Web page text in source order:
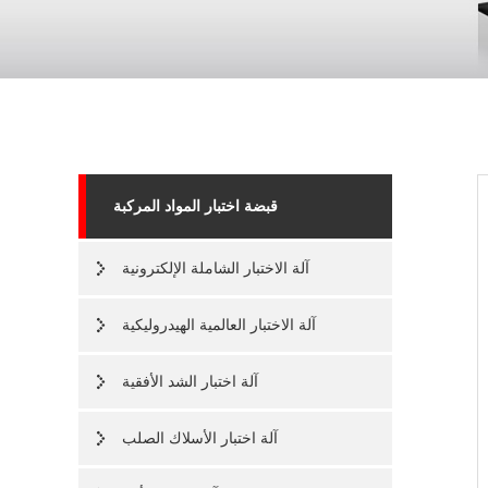
قبضة اختبار المواد المركبة
آلة الاختبار الشاملة الإلكترونية
آلة الاختبار العالمية الهيدروليكية
آلة اختبار الشد الأفقية
آلة اختبار الأسلاك الصلب